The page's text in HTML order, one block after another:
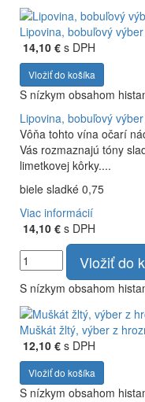
Lipovina, bobuľový
14,10 € s DPH
Vložiť do košíka
S nízkym obsahom
Lipovina, bobuľový
Vôňa tohto vína očarí
Vás rozmaznajú tóny
limetkovej kôrky....
biele sladké 0,75
Viac informácií
14,10 € s DPH
Vložiť do
S nízkym obsahom
Muškát žltý, výber z
12,10 € s DPH
Vložiť do košíka
S nízkym obsahom